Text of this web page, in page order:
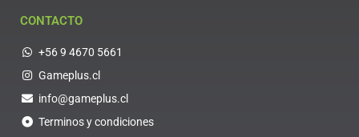
CONTACTO
+56 9 4670 5661
Gameplus.cl
info@gameplus.cl
Terminos y condiciones